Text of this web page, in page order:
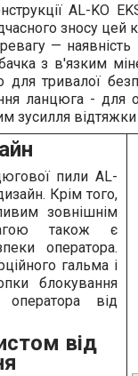
AL-KO
зносу
—
з в'язким
для тривалої
ланцюга - для
зусилля
пили AL-
Крім того,
зовнішнім
також є
оператора.
гальма і
блокування
оператора від
від